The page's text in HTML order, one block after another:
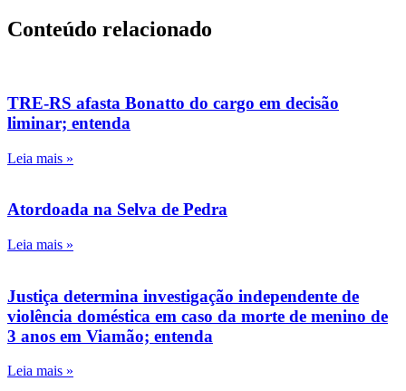
Conteúdo relacionado
TRE-RS afasta Bonatto do cargo em decisão
liminar; entenda
Leia mais »
Atordoada na Selva de Pedra
Leia mais »
Justiça determina investigação independente de
violência doméstica em caso da morte de menino de
3 anos em Viamão; entenda
Leia mais »